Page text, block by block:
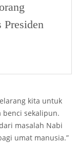
kita untuk
sekalipun.
masalah Nabi
umat manusia.”